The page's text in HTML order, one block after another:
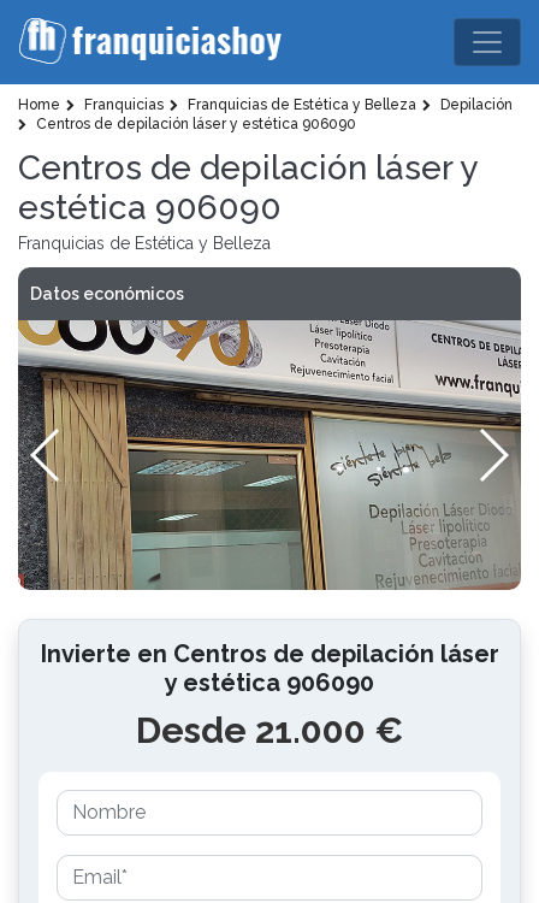
Home Franquicias Franquicias de Estética y Belleza
Depilación
Centros de depilación láser y estética 906090
Centros de depilación láser y
estética 906090
Franquicias de Estética y Belleza
Datos económicos
Invierte en Centros de depilación láser
y estética 906090
Desde 21.000 €